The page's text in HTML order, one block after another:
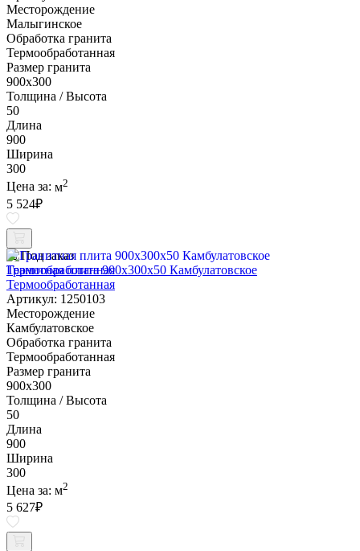
Месторождение
Малыгинское
Обработка гранита
Термообработанная
Размер гранита
900х300
Толщина / Высота
50
Длина
900
Ширина
300
Цена за: м2
5 524₽
Под заказ
Гранитная плита 900х300x50 Камбулатовское
Термообработанная
Артикул: 1250103
Месторождение
Камбулатовское
Обработка гранита
Термообработанная
Размер гранита
900х300
Толщина / Высота
50
Длина
900
Ширина
300
Цена за: м2
5 627₽